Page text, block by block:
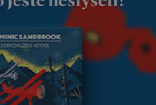
přičítají odborníci zdejším
klimatickým podmínkám.
Sucho, prosolené písky a
extrémně